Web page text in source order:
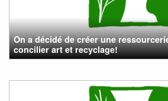
On a décidé de créer une
concilier art et recyclage!